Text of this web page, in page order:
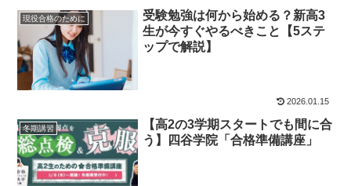
現役合格のために
受験勉強は何から始める？新高3
生が今すぐやるべきこと【5ステ
ップで解説】
2026.01.15
冬期講習
【高2の3学期スタートでも間に合
う】四谷学院「合格準備講座」